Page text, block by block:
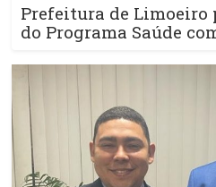
Prefeitura de Limoeiro
do Programa Saúde